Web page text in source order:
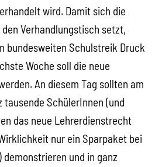
wird. Damit sich die
Verhandlungstisch setzt,
bundesweiten Schulstreik Druck
Woche soll die neue
An diesem Tag sollten am
tausende SchülerInnen (und
das neue Lehrerdienstrecht
nur ein Sparpaket bei
und in ganz